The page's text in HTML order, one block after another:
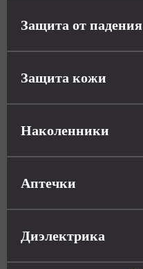
Защита от падения
Защита кожи
Наколенники
Аптечки
Диэлектрика